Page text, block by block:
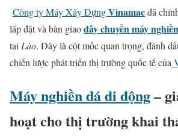
Công ty Máy Xây DựngVinamacđã
lắp đặt và bàn giaodây chuyền máy
tại Lào. Đây là cột mốc quan trọng, đánh
chiến lược phát triển thị trường quốc tế của
Máy nghiền đá di động–
hoạt cho thị trường khai